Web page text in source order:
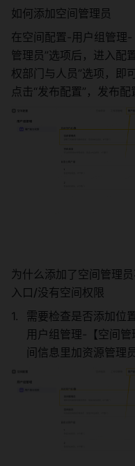
如何添加空间管理员
在空间配置-用户组管理-
管理员”选项后，进入配
权部门与人员”选项，即
点击“发布配置”，发布配
为什么添加了空间管理
入口/没有空间权限
需要检查是否添加位
用户组管理-【空间
间信息里加资源管理